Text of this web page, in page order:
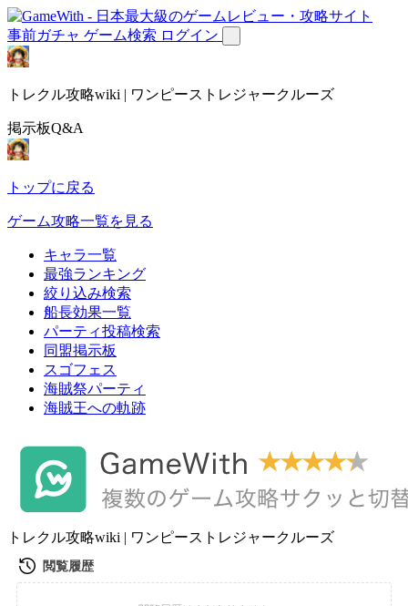
事前ガチャ ゲーム検索 ログイン
トレクル攻略wiki | ワンピーストレジャークルーズ
掲示板Q&A
トップに戻る
ゲーム攻略一覧を見る
キャラ一覧
最強ランキング
絞り込み検索
船長効果一覧
パーティ投稿検索
同盟掲示板
スゴフェス
海賊祭パーティ
海賊王への軌跡
トレクル攻略wiki | ワンピーストレジャークルーズ